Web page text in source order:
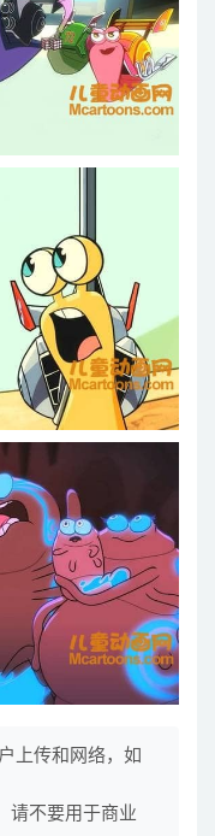
上传和网络，如
请不要用于商业